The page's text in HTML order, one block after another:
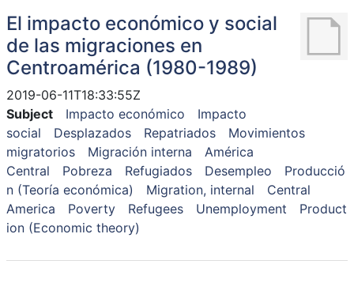
El impacto económico y social
de las migraciones en
Centroamérica (1980-1989)
2019-06-11T18:33:55Z
Subject
Impacto económico
Impacto
social
Desplazados Repatriados
Movimientos
migratorios
Migración interna
América
Central
Pobreza Refugiados Desempleo
Producció
n (Teoría económica)
Migration, internal
Central
America
Poverty Refugees Unemployment
Product
ion (Economic theory)